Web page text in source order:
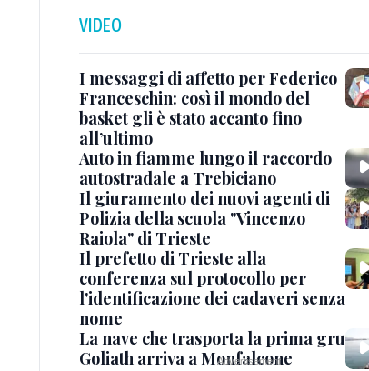
VIDEO
I messaggi di affetto per Federico
Franceschin: così il mondo del
basket gli è stato accanto fino
all’ultimo
Auto in fiamme lungo il raccordo
autostradale a Trebiciano
Il giuramento dei nuovi agenti di
Polizia della scuola "Vincenzo
Raiola" di Trieste
Il prefetto di Trieste alla
conferenza sul protocollo per
l'identificazione dei cadaveri senza
nome
La nave che trasporta la prima gru
Goliath arriva a Monfalcone